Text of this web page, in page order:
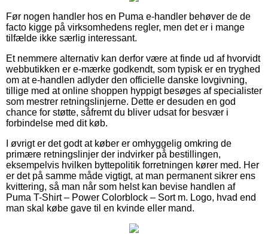
Før nogen handler hos en Puma e-handler behøver de de
facto kigge på virksomhedens regler, men det er i mange
tilfælde ikke særlig interessant.
Et nemmere alternativ kan derfor være at finde ud af hvorvidt
webbutikken er e-mærke godkendt, som typisk er en tryghed
om at e-handlen adlyder den officielle danske lovgivning,
tillige med at online shoppen hyppigt besøges af specialister
som mestrer retningslinjerne. Dette er desuden en god
chance for støtte, såfremt du bliver udsat for besvær i
forbindelse med dit køb.
I øvrigt er det godt at køber er omhyggelig omkring de
primære retningslinjer der indvirker på bestillingen,
eksempelvis hvilken byttepolitik forretningen kører med. Her
er det på samme måde vigtigt, at man permanent sikrer ens
kvittering, så man når som helst kan bevise handlen af
Puma T-Shirt – Power Colorblock – Sort m. Logo, hvad end
man skal købe gave til en kvinde eller mand.